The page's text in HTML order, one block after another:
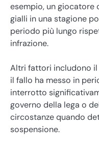
esempio, un giocatore
gialli in una stagione
periodo più lungo
infrazione.
Altri fattori includono
il fallo ha messo in
interrotto
governo della lega o
circostanze quando
sospensione.